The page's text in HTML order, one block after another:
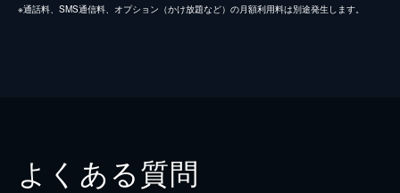
※通話料、SMS通信料、オプション（かけ放題など）の月額利用料は別途発生します。
よくある質問